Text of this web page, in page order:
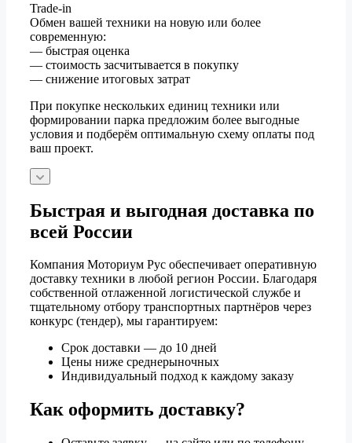
Trade-in
Обмен вашей техники на новую или более
современную:
— быстрая оценка
— стоимость засчитывается в покупку
— снижение итоговых затрат
При покупке нескольких единиц техники или
формировании парка предложим более выгодные
условия и подберём оптимальную схему оплаты под
ваш проект.
Быстрая и выгодная доставка по
всей России
Компания Моториум Рус обеспечивает оперативную
доставку техники в любой регион России. Благодаря
собственной отлаженной логистической службе и
тщательному отбору транспортных партнёров через
конкурс (тендер), мы гарантируем:
Срок доставки — до 10 дней
Цены ниже среднерыночных
Индивидуальный подход к каждому заказу
Как оформить доставку?